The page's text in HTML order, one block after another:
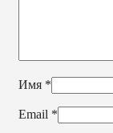
Имя *
Email *